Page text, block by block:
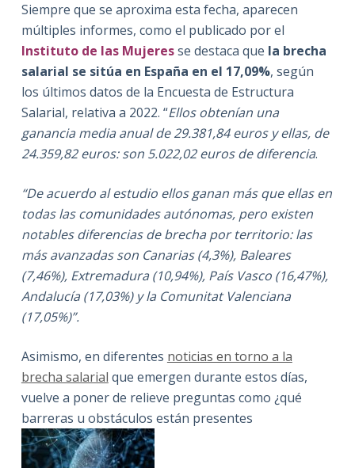
Siempre que se aproxima esta fecha, aparecen
múltiples informes, como el publicado por el
Instituto de las Mujeresse destaca que la brecha
salarial se sitúa en España en el 17,09%, según
los últimos datos de la Encuesta de Estructura
Salarial, relativa a 2022. “Ellos obtenían una
ganancia media anual de 29.381,84 euros y ellas, de
24.359,82 euros: son 5.022,02 euros de diferencia.
“De acuerdo al estudio ellos ganan más que ellas en
todas las comunidades autónomas, pero existen
notables diferencias de brecha por territorio: las
más avanzadas son Canarias (4,3%), Baleares
(7,46%), Extremadura (10,94%), País Vasco (16,47%),
Andalucía (17,03%) y la Comunitat Valenciana
(17,05%)”.
Asimismo, en diferentes noticias en torno a la
brecha salarial que emergen durante estos días,
vuelve a poner de relieve preguntas como ¿qué
barreras u obstáculos están presentes